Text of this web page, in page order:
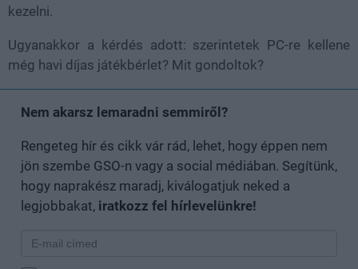
kezelni.
Ugyanakkor a kérdés adott: szerintetek PC-re kellene
még havi díjas játékbérlet? Mit gondoltok?
Nem akarsz lemaradni semmiről?
Rengeteg hír és cikk vár rád, lehet, hogy éppen nem
jön szembe GSO-n vagy a social médiában. Segítünk,
hogy naprakész maradj, kiválogatjuk neked a
legjobbakat, iratkozz fel hírlevelünkre!